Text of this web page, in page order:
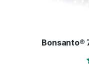
Bonsanto®